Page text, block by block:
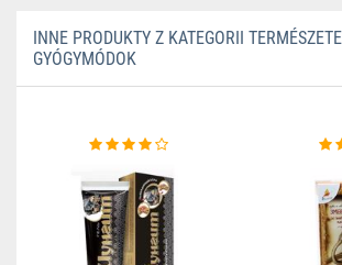
INNE PRODUKTY Z KATEGORII
GYÓGYMÓDOK